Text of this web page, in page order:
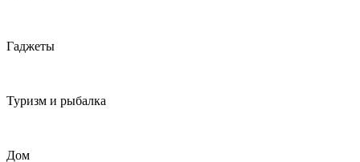
Гаджеты
Туризм и рыбалка
Дом